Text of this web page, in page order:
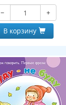
−
+
В корзину